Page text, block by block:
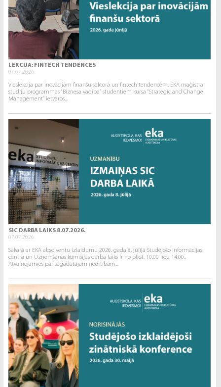
LEKCIJA: FINTECH TENDENCES
07.07.2026.
Vieslekcija par inovācijām finanšu sektorā un fintech tendencēm. EKA maģistra
studiju programmas “Biznesa vadība” studentiem kursa “Strategic and Change
Management” ietvaros...
SIC DARBA LAIKS 8.07.2026.
07.07.2026.
Sakarā ar EKA absolventu izlaidumu 2026. gada 8. jūlijā Studējošo informācijas
centra un Uzņemšanas komisijas darba laiks ir no plkst. 10.00 līdz 14.00..
Atvainojamies par sagādātajām neērtībām...